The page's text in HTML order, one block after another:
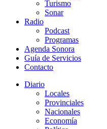
Turismo
Sonar
Radio
Podcast
Programas
Agenda Sonora
Guía de Servicios
Contacto
Diario
Locales
Provinciales
Nacionales
Economía